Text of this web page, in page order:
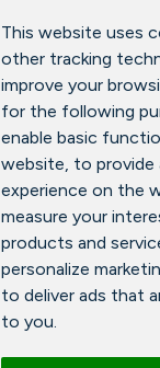
This website uses
other tracking
improve your
for the following
enable basic
website, to provide
experience on the
measure your
products and
personalize
to deliver ads that
to you.